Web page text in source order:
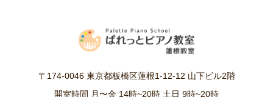
〒174-0046 東京都板橋区蓮根1-12-12 山下ビル2階
開室時間 月〜金 14時~20時 土日 9時~20時